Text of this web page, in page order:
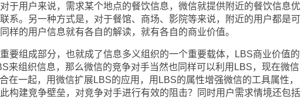
于用户来说，需求某个地点的餐饮信息，微信就提供附近的餐饮信息优
系。另一种方式是，对于餐馆、商场、影院等来说，附近的用户都是可
样的用户信息就有各自的解读，就有各自的商业价值。
组成部分，也就成了信息多义组织的一个重要载体，LBS商业价值的
来组织信息，那么微信的竞争对手当然也同样可以利用LBS，现在微信
在一起，用微信扩展LBS的应用，用LBS的属性增强微信的工具属性，
构建竞争壁垒，对竞争对手进行有效的阻击？同时用户需求情境还包括